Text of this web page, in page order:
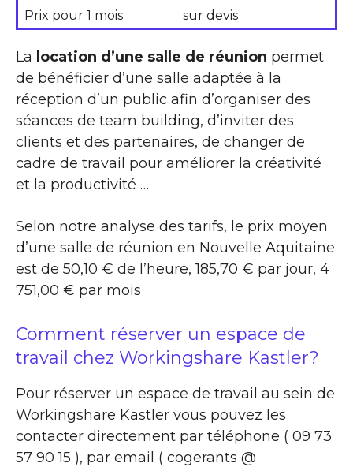
Prix pour 1 mois
sur devis
La location d’une salle de réunion permet
de bénéficier d’une salle adaptée à la
réception d’un public afin d’organiser des
séances de team building, d’inviter des
clients et des partenaires, de changer de
cadre de travail pour améliorer la créativité
et la productivité …
Selon notre analyse des tarifs, le prix moyen
d’une salle de réunion en Nouvelle Aquitaine
est de 50,10 € de l’heure, 185,70 € par jour, 4
751,00 € par mois
Comment réserver un espace de
travail chez Workingshare Kastler?
Pour réserver un espace de travail au sein de
Workingshare Kastler vous pouvez les
contacter directement par téléphone ( 09 73
57 90 15 ), par email ( cogerants @